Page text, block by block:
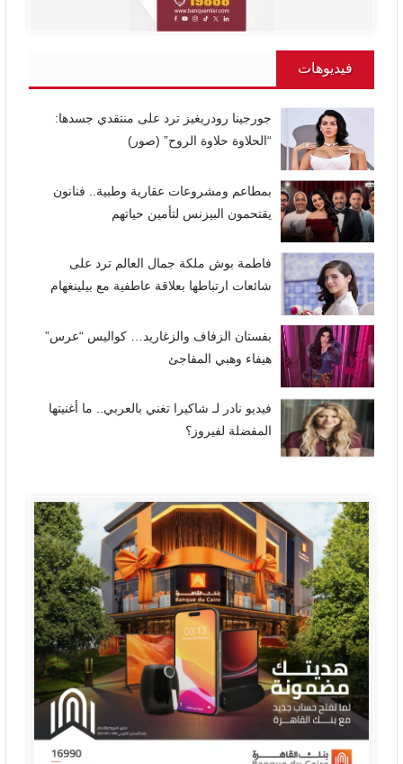
فيديوهات
جورجينا رودريغيز ترد على منتقدي جسدها:
“الحلاوة حلاوة الروح” (صور)
بمطاعم ومشروعات عقارية وطبية.. فنانون
يقتحمون البيزنس لتأمين حياتهم
فاطمة بوش ملكة جمال العالم ترد على
شائعات ارتباطها بعلاقة عاطفية مع بيلينغهام
بفستان الزفاف والزغاريد… كواليس “عرس”
هيفاء وهبي المفاجئ
فيديو نادر لـ شاكيرا تغني بالعربي.. ما أغنيتها
المفضلة لفيروز؟